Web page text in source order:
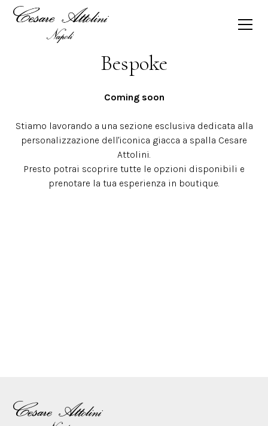
Bespoke
Coming soon
Stiamo lavorando a una sezione esclusiva dedicata alla
personalizzazione dell'iconica giacca a spalla Cesare
Attolini.
Presto potrai scoprire tutte le opzioni disponibili e
prenotare la tua esperienza in boutique.